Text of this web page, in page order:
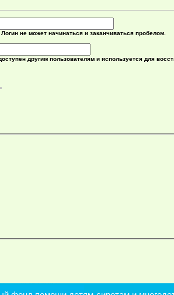
не может начинаться и заканчиваться пробелом.
другим пользователям и используется для